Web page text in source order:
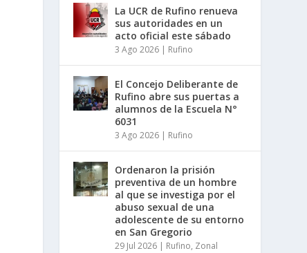
La UCR de Rufino renueva
sus autoridades en un
acto oficial este sábado
3 Ago 2026 | Rufino
El Concejo Deliberante de
Rufino abre sus puertas a
alumnos de la Escuela N°
6031
3 Ago 2026 | Rufino
Ordenaron la prisión
preventiva de un hombre
al que se investiga por el
abuso sexual de una
adolescente de su entorno
en San Gregorio
29 Jul 2026 | Rufino, Zonal